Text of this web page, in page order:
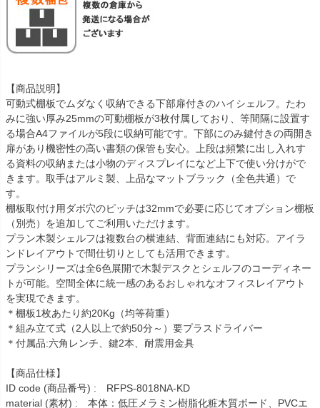
【商品説明】
可動式棚板でムダなく収納できる下部扉付きのハイシェルフ。たわ
みに強い厚み25mmの可動棚板が3枚付属しており、等間隔に設置す
る場合A4ファイルが5段に収納可能です。下部にのみ鍵付きの両開き
扉があり機密性の高い書類の保管も安心。上段は頻繁に出し入れす
る資料の収納または小物のディスプレイになど上下で使い分けがで
きます。取手はアルミ製、上品なマットブラック（全色共通）で
す。
棚板取付け用ダボ穴のピッチは32mmで必要に応じてオプション棚板
（別売）を追加してご利用いただけます。
プラン木製シェルフは複数台の横連結、背面連結にも対応。アイラ
ンドレイアウトで間仕切りとしても活用できます。
プランシリーズは全6色展開で木製デスクとシェルフのコーディネー
トが可能。空間全体に統一感のあるおしゃれなオフィスレイアウト
を実現できます。
＊棚板1枚あたり約20Kg（均等荷重）
＊組み立て式（2人以上で約50分～）要プラスドライバー
＊付属品:六角レンチ、鍵2本、耐震用金具
【商品仕様】
ID code (商品番号) : RFPS-8018NA-KD
material (素材) : 本体：低圧メラミン樹脂化粧木質ボード、PVCエ